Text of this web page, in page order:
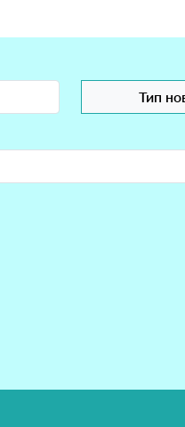
Тип